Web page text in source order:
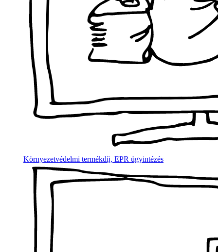
Környezetvédelmi termékdíj, EPR ügyintézés